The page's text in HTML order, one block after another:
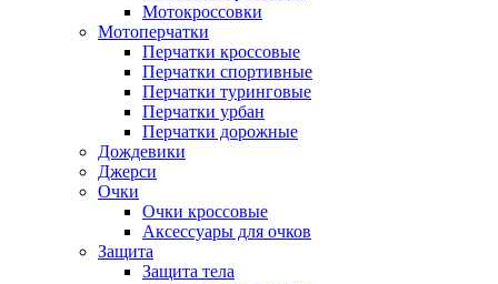
Мотокроссовки
Мотоперчатки
Перчатки кроссовые
Перчатки спортивные
Перчатки туринговые
Перчатки урбан
Перчатки дорожные
Дождевики
Джерси
Очки
Очки кроссовые
Аксессуары для очков
Защита
Защита тела